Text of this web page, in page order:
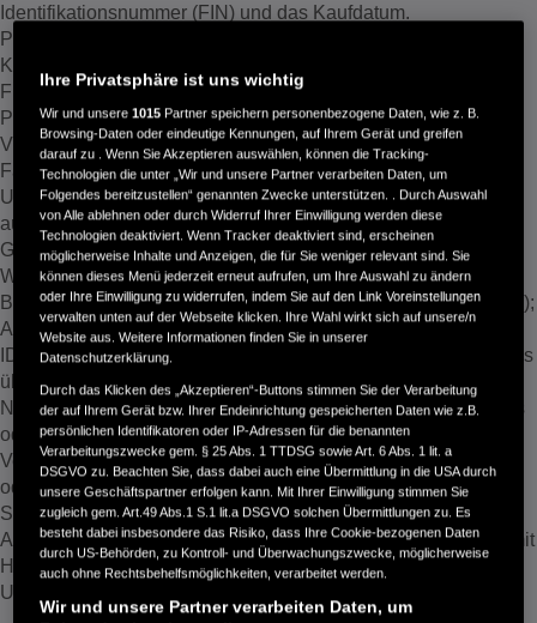
Identifikationsnummer (FIN) und das Kaufdatum.
Produktinformationen: wie z.B. Ihre Produkt-ID und Ihr
Kaufdatum und zugeordneter Händler.
Finanzinformationen: wie z.B. Ihre Bankkontonummer,
Postleitzahl, Rechnungsadresse und Zahlungsart.
Videosequenzen: wenn wir Bilder der Umgebung von
Fahrzeugen erheben, die wir zur Fehleridentifikation,
Ursachenanalyse und Fehlerbehebung mit Videokameras
ausgestattet haben.
Geräteinformationen zu Endgeräten mit denen Sie Honda-
Websites oder Honda-Apps besuchen: wie z.B.
Betriebssystem; Browsertyp (für Besuche auf unserer Website);
Angaben zu dem von Ihnen verwendeten Gerät (z.B. Werbe-
ID); der ungefähre geographische Standort des Netzübergangs
über den Ihre IP-Adresse läuft.
Nutzungsinformationen zu Ihrem Besuch der Honda-Websites
oder Honda-Apps: wie z.B. Ihre Besuchszeit, Ihre
Verbindungsdauer und Nutzung einzelner Honda-Websites
oder Honda-Apps (z.B. Elemente, auf die Sie klicken und die
Sie anfordern).
Alle anderen Informationen, die Sie uns im Zusammenhang mit
Honda-Websites oder Honda-Apps übermitteln: wie
Unterschriften, Fotos, Meinungen und Ihren Standort.
Ihre Privatsphäre ist uns wichtig
Wir und unsere1015 Partner speichern personenbezogene Daten, wie z. B.
Browsing-Daten oder eindeutige Kennungen, auf Ihrem Gerät und greifen
darauf zu . Wenn Sie Akzeptieren auswählen, können die Tracking-
Technologien die unter „Wir und unsere Partner verarbeiten Daten, um
Folgendes bereitzustellen“ genannten Zwecke unterstützen. . Durch Auswahl
von Alle ablehnen oder durch Widerruf Ihrer Einwilligung werden diese
Technologien deaktiviert. Wenn Tracker deaktiviert sind, erscheinen
möglicherweise Inhalte und Anzeigen, die für Sie weniger relevant sind. Sie
können dieses Menü jederzeit erneut aufrufen, um Ihre Auswahl zu ändern
oder Ihre Einwilligung zu widerrufen, indem Sie auf den Link Voreinstellungen
verwalten unten auf der Webseite klicken. Ihre Wahl wirkt sich auf unsere/n
Website aus. Weitere Informationen finden Sie in unserer
Datenschutzerklärung.
Durch das Klicken des „Akzeptieren“-Buttons stimmen Sie der Verarbeitung
der auf Ihrem Gerät bzw. Ihrer Endeinrichtung gespeicherten Daten wie z.B.
persönlichen Identifikatoren oder IP-Adressen für die benannten
Verarbeitungszwecke gem. § 25 Abs. 1 TTDSG sowie Art. 6 Abs. 1 lit. a
DSGVO zu. Beachten Sie, dass dabei auch eine Übermittlung in die USA durch
unsere Geschäftspartner erfolgen kann. Mit Ihrer Einwilligung stimmen Sie
zugleich gem. Art.49 Abs.1 S.1 lit.a DSGVO solchen Übermittlungen zu. Es
besteht dabei insbesondere das Risiko, dass Ihre Cookie-bezogenen Daten
durch US-Behörden, zu Kontroll- und Überwachungszwecke, möglicherweise
auch ohne Rechtsbehelfsmöglichkeiten, verarbeitet werden.
Wir und unsere Partner verarbeiten Daten, um